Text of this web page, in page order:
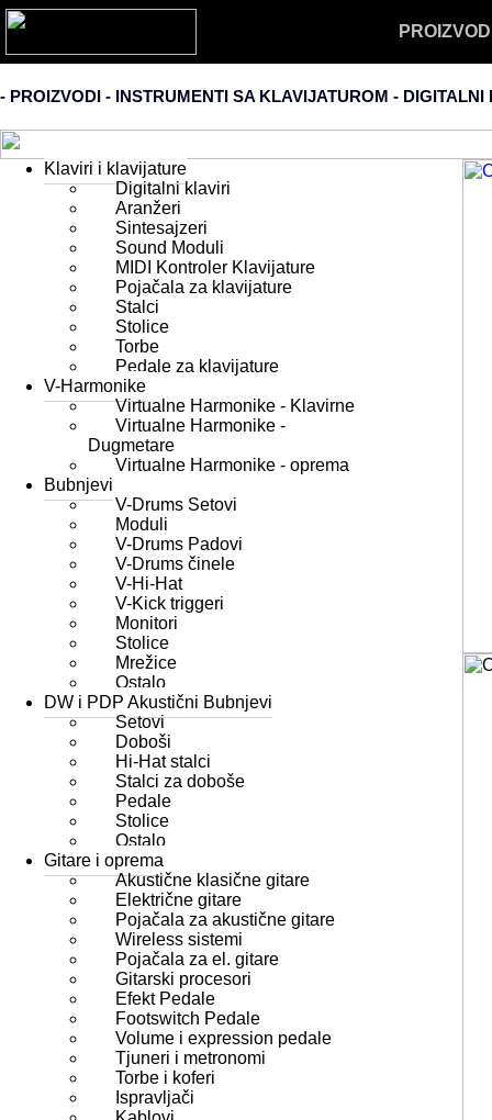
- PROIZVODI - INSTRUMENTI SA KLAVIJATUROM - DIGITALNI
Klaviri i klavijature
Digitalni klaviri
Aranžeri
Sintesajzeri
Sound Moduli
MIDI Kontroler Klavijature
Pojačala za klavijature
Stalci
Stolice
Torbe
Pedale za klavijature
V-Harmonike
Virtualne Harmonike - Klavirne
Virtualne Harmonike -
Dugmetare
Virtualne Harmonike - oprema
Bubnjevi
V-Drums Setovi
Moduli
V-Drums Padovi
V-Drums činele
V-Hi-Hat
V-Kick triggeri
Monitori
Stolice
Mrežice
Ostalo
DW i PDP Akustični Bubnjevi
Setovi
Doboši
Hi-Hat stalci
Stalci za doboše
Pedale
Stolice
Ostalo
Gitare i oprema
Akustične klasične gitare
Električne gitare
Pojačala za akustične gitare
Wireless sistemi
Pojačala za el. gitare
Gitarski procesori
Efekt Pedale
Footswitch Pedale
Volume i expression pedale
Tjuneri i metronomi
Torbe i koferi
Ispravljači